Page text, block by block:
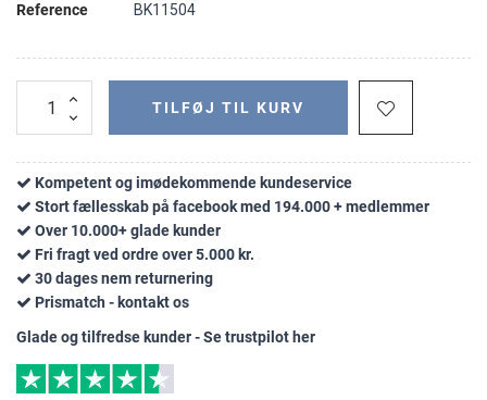
Reference BK11504
TILFØJ TIL KURV
Kompetent og imødekommende kundeservice
Stort fællesskab på facebook med 194.000 + medlemmer
Over 10.000+ glade kunder
Fri fragt ved ordre over 5.000 kr.
30 dages nem returnering
Prismatch - kontakt os
Glade og tilfredse kunder - Se trustpilot her